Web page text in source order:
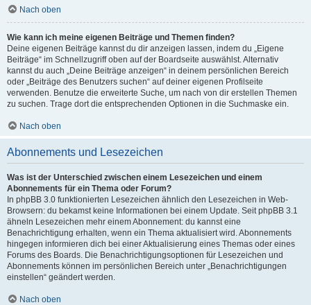
Nach oben
Wie kann ich meine eigenen Beiträge und Themen finden?
Deine eigenen Beiträge kannst du dir anzeigen lassen, indem du „Eigene
Beiträge“ im Schnellzugriff oben auf der Boardseite auswählst. Alternativ
kannst du auch „Deine Beiträge anzeigen“ in deinem persönlichen Bereich
oder „Beiträge des Benutzers suchen“ auf deiner eigenen Profilseite
verwenden. Benutze die erweiterte Suche, um nach von dir erstellen Themen
zu suchen. Trage dort die entsprechenden Optionen in die Suchmaske ein.
Nach oben
Abonnements und Lesezeichen
Was ist der Unterschied zwischen einem Lesezeichen und einem
Abonnements für ein Thema oder Forum?
In phpBB 3.0 funktionierten Lesezeichen ähnlich den Lesezeichen in Web-
Browsern: du bekamst keine Informationen bei einem Update. Seit phpBB 3.1
ähneln Lesezeichen mehr einem Abonnement: du kannst eine
Benachrichtigung erhalten, wenn ein Thema aktualisiert wird. Abonnements
hingegen informieren dich bei einer Aktualisierung eines Themas oder eines
Forums des Boards. Die Benachrichtigungsoptionen für Lesezeichen und
Abonnements können im persönlichen Bereich unter „Benachrichtigungen
einstellen“ geändert werden.
Nach oben